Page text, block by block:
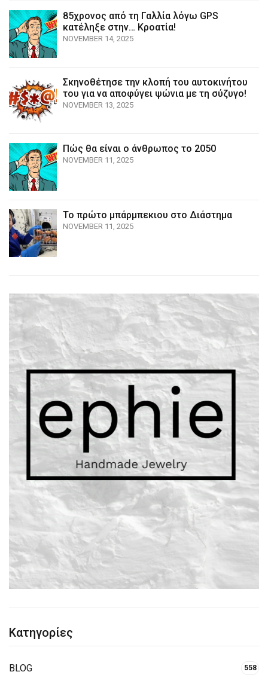
85χρονος από τη Γαλλία λόγω GPS
κατέληξε στην… Κροατία!
NOVEMBER 14, 2025
Σκηνοθέτησε την κλοπή του αυτοκινήτου
του για να αποφύγει ψώνια με τη σύζυγο!
NOVEMBER 13, 2025
Πώς θα είναι ο άνθρωπος το 2050
NOVEMBER 11, 2025
Το πρώτο μπάρμπεκιου στο Διάστημα
NOVEMBER 11, 2025
Κατηγορίες
BLOG 558